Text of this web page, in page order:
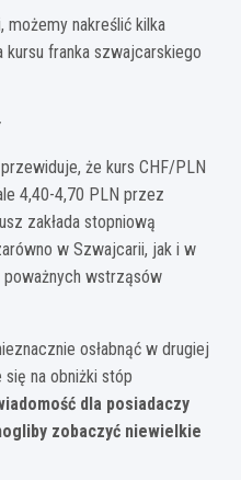
nakreślić kilka
franka szwajcarskiego
że kurs CHF/PLN
4,40-4,70 PLN przez
zakłada stopniową
w Szwajcarii, jak i w
wstrząsów
osłabnąć w drugiej
na obniżki stóp
dla posiadaczy
zobaczyć niewielkie